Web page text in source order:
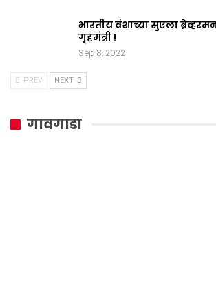
भारतीय वंशाच्या सुएला
गृहमंत्री !
Sep 8, 2022
PREV NEXT
गावगाडा